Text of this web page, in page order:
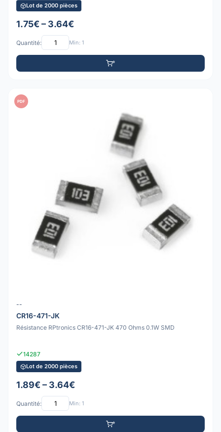
Lot de 2000 pièces
1.75€ – 3.64€
Quantité: Min: 1
PDF
--
CR16-471-JK
Résistance RPtronics CR16-471-JK 470 Ohms 0.1W SMD
14287
Lot de 2000 pièces
1.89€ – 3.64€
Quantité: Min: 1